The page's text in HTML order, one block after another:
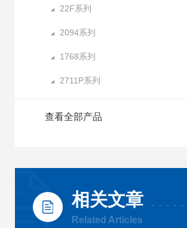
22F系列
2094系列
1768系列
2711P系列
查看全部产品
相关文章
Related Articles